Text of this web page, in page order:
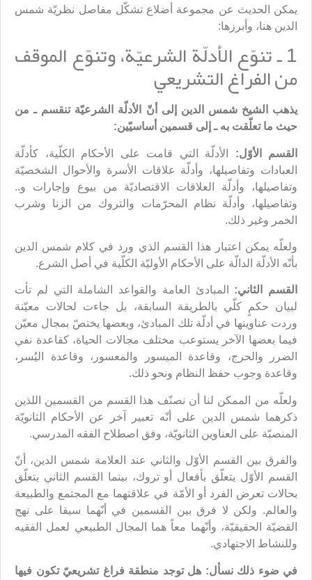
يمكن الحديث عن مجموعة أضلاع تشكّل مفاصل نظريّة شمس
الدين هنا، وأبرزها:
1 ـ تنوّع الأدلّة الشرعيّة، وتنوّع الموقف
من الفراغ التشريعي
يذهب الشيخ شمس الدين إلى أنّ الأدلّة الشرعيّة تنقسم ـ من
حيث ما تعلّقت به ـ إلى قسمين أساسيّين:
القسم الأوّل: الأدلّة التي قامت على الأحكام الكلّية، كأدلّة
العبادات وتفاصيلها، وأدلّة علاقات الأسرة والأحوال الشخصيّة
وتفاصيلها، وأدلّة العلاقات الاقتصاديّة من بيوع وإجارات و..
وتفاصيلها، وأدلّة نظام المحرّمات والتروك من الزنا وشرب
الخمر وغير ذلك.
ولعلّه يمكن اعتبار هذا القسم الذي ورد في كلام شمس الدين
بأنّه الأدلّة الدالّة على الأحكام الأوليّة الكلّية في أصل الشرع.
القسم الثاني: المبادئ العامة والقواعد الشاملة التي لم تأت
لبيان حكمٍ كلّي بالطريقة السابقة، بل جاءت لحالات معيّنة
وردت عناوينها في أدلّة تلك المبادئ، وبعضها يختصّ بمجال معيّن
فيما بعضها الآخر يستوعب مختلف مجالات الحياة، كقاعدة نفي
الضرر والحرج، وقاعدة الميسور والمعسور، وقاعدة اليُسر،
وقاعدة وجوب حفظ النظام ونحو ذلك.
ولعلّه من الممكن لنا أن نصنّف هذا القسم من القسمين اللذين
ذكرهما شمس الدين على أنّه تعبير آخر عن الأحكام الثانويّة
المنصبّة على العناوين الثانويّة، وفق اصطلاح الفقه المدرسي.
والفرق بين القسم الأوّل والثاني عند العلامة شمس الدين، أنّ
القسم الأوّل يتعلّق بأفعال أو تروك، بينما القسم الثاني يتعلّق
بحالات تعرض الفرد أو الأمّة في علاقتهما مع المجتمع والطبيعة
والعالم. ولكن لا فرق بين القسمين في أنّهما سيقا على نهج
القضيّة الحقيقيّة، وأنّهما معاً هما المجال الطبيعي لعمل الفقيه
وللنشاط الاجتهادي.
في ضوء ذلك نسأل: هل توجد منطقة فراغ تشريعيّ تكون فيها